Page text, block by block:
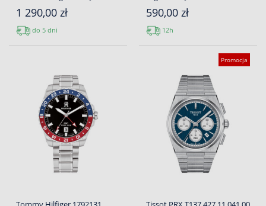
1 290,00 zł
do 5 dni
590,00 zł
12h
Promocja